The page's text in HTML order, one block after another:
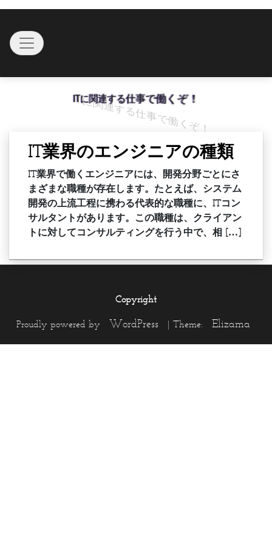
contentToggle navigation
ITに関連する仕事で働くぞ！
IT業界のエンジニアの種類
IT業界で働くエンジニアには、開発分野ごとにさ
まざまな職種が存在します。たとえば、システム
開発の上流工程に携わる代表的な職種に、ITコン
サルタントがあります。この職種は、クライアン
トに対してコンサルティングを行う中で、相 […]
Copyright
Proudly powered by WordPress | Theme: Elizama